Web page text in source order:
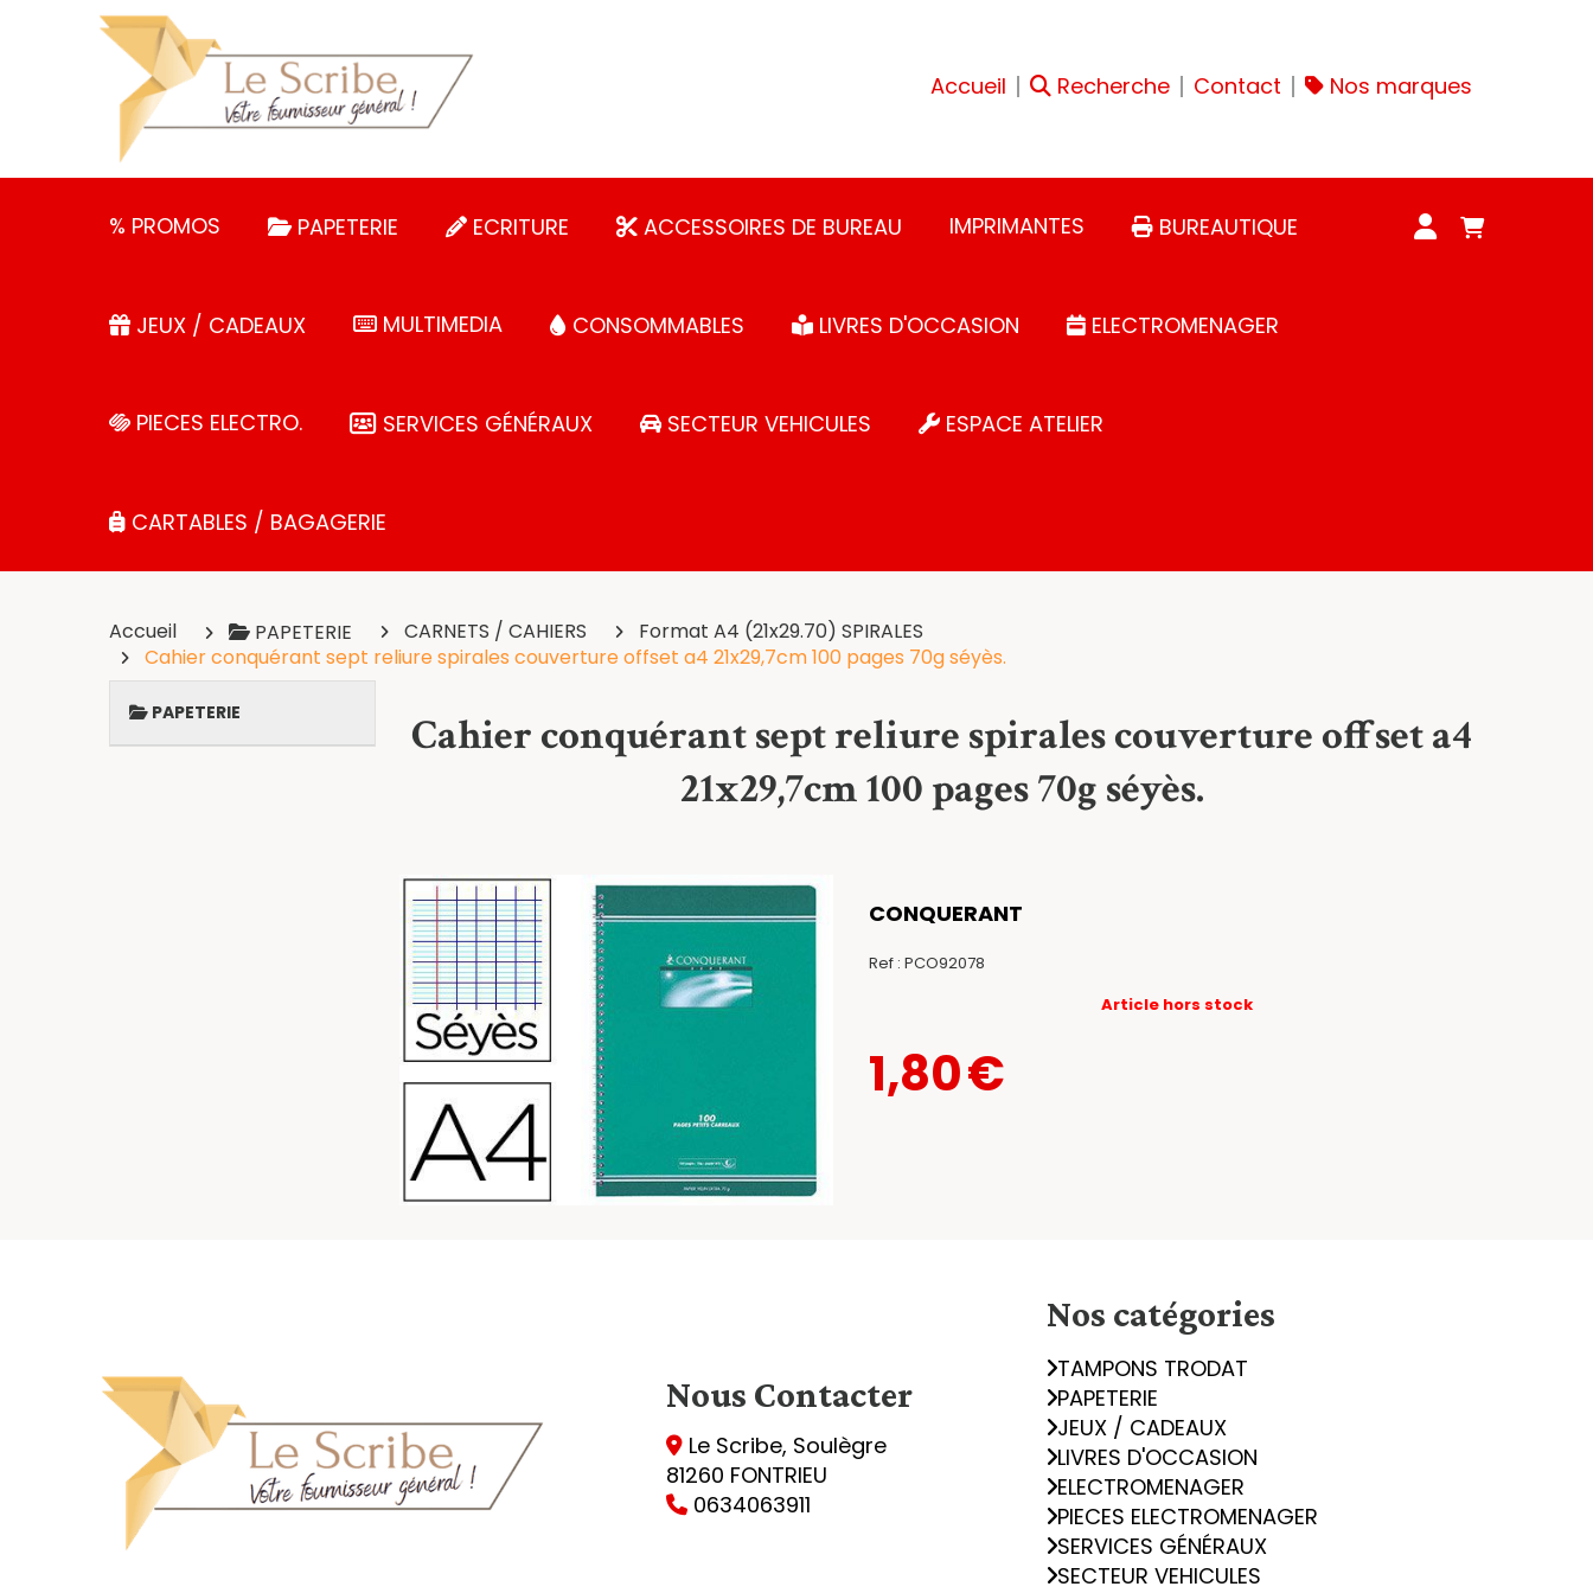
Accueil Recherche Contact Nos marques
% PROMOS PAPETERIE ECRITURE ACCESSOIRES DE BUREAU IMPRIMANTES BUREAUTIQUE
JEUX / CADEAUX MULTIMEDIA CONSOMMABLES LIVRES D'OCCASION ELECTROMENAGER
PIECES ELECTRO. SERVICES GÉNÉRAUX SECTEUR VEHICULES ESPACE ATELIER
CARTABLES / BAGAGERIE
PAPETERIE
Accueil PAPETERIE CARNETS / CAHIERS
Format A4 (21x29.70) SPIRALES
Cahier conquérant sept reliure spirales couverture offset a4 21x29,7cm 100 pages 70g séyès.
Cahier conquérant sept reliure spirales couverture offset a4
21x29,7cm 100 pages 70g séyès.
CONQUERANT
Ref : PCO92078
1,80€
Article hors stock
Nous Contacter
 Le Scribe, Soulègre
81260 FONTRIEU
 0634063911
Nos catégories
TAMPONS TRODAT
PAPETERIE
JEUX / CADEAUX
LIVRES D'OCCASION
ELECTROMENAGER
PIECES ELECTROMENAGER
SERVICES GÉNÉRAUX
SECTEUR VEHICULES